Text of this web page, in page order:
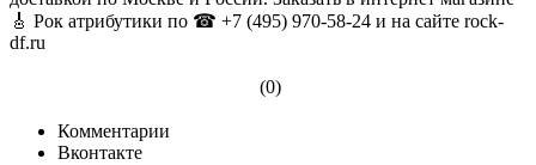
🎸 Рок атрибутики по ☎ +7 (495) 970-58-24 и на сайте rock-
df.ru
(0)
Комментарии
Вконтакте